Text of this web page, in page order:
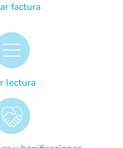
factura
lectura